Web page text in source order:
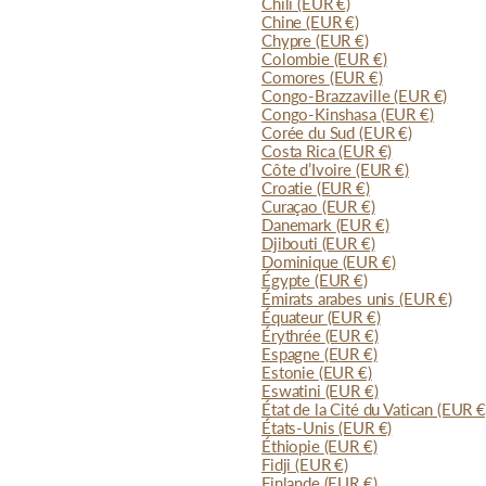
Chine(EUR €)
Chypre (EUR €)
Colombie (EUR €)
Comores (EUR €)
Congo-Brazzaville(EUR €)
Congo-Kinshasa (EUR €)
Corée du Sud(EUR €)
Costa Rica(EUR €)
Côte d’Ivoire (EUR €)
Croatie (EUR €)
Curaçao (EUR €)
Danemark (EUR €)
Djibouti (EUR €)
Dominique (EUR €)
Égypte (EUR €)
Émirats arabes unis (EUR €)
Équateur(EUR €)
Érythrée (EUR €)
Espagne (EUR €)
Estonie (EUR €)
Eswatini (EUR €)
État de la Cité du Vatican (EUR
États-Unis(EUR €)
Éthiopie (EUR €)
Fidji(EUR €)